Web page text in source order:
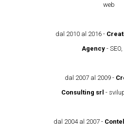
web
dal 2010 al 2016 -
Agency- SEO,
dal 2007 al 2009 -
Consulting srl -
dal 2004 al 2007 -